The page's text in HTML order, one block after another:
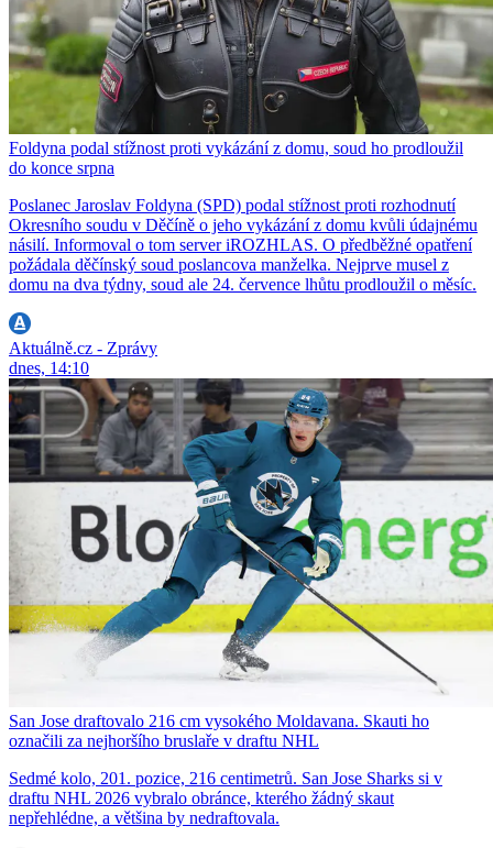
Foldyna podal stížnost proti vykázání z domu, soud ho prodloužil
do konce srpna
Poslanec Jaroslav Foldyna (SPD) podal stížnost proti rozhodnutí
Okresního soudu v Děčíně o jeho vykázání z domu kvůli údajnému
násilí. Informoval o tom server iROZHLAS. O předběžné opatření
požádala děčínský soud poslancova manželka. Nejprve musel z
domu na dva týdny, soud ale 24. července lhůtu prodloužil o měsíc.
Aktuálně.cz - Zprávy
dnes, 14:10
San Jose draftovalo 216 cm vysokého Moldavana. Skauti ho
označili za nejhoršího bruslaře v draftu NHL
Sedmé kolo, 201. pozice, 216 centimetrů. San Jose Sharks si v
draftu NHL 2026 vybralo obránce, kterého žádný skaut
nepřehlédne, a většina by nedraftovala.